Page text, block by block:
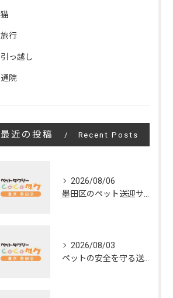
猫
旅行
引っ越し
通院
最近の投稿 Recent Posts
2026/08/06
2026/08/03